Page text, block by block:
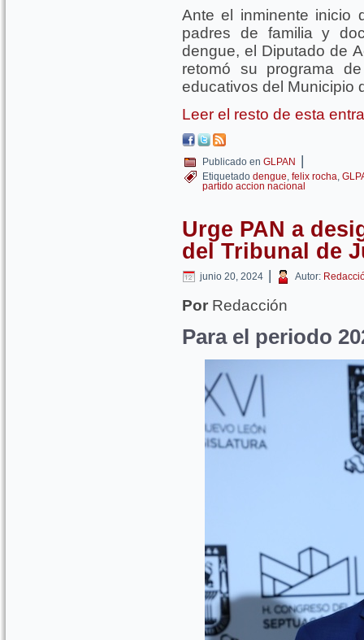
Ante el inminente inicio
padres de familia y
dengue, el Diputado de
retomó su programa
educativos del Municipio
Leer el resto de esta
Publicado en GLPAN |
Etiquetado dengue, felix rocha,
partido accion nacional
Urge PAN a
del Tribunal de
junio 20, 2024 | Autor:
Por Redacción
Para el periodo